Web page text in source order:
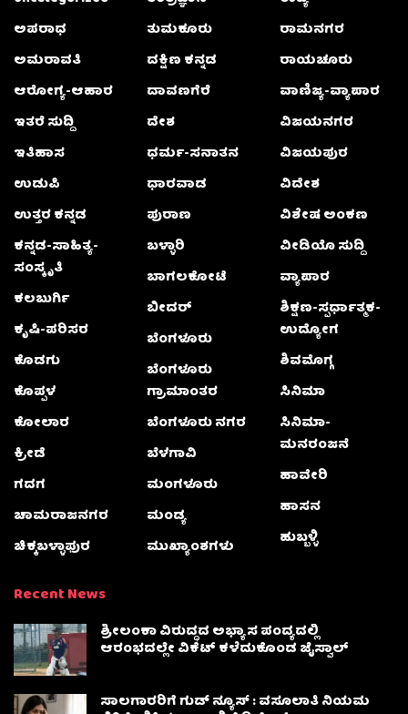
ಅಪರಾಧ
ಅಮರಾವತಿ
ಆರೋಗ್ಯ-ಆಹಾರ
ಇತರೆ ಸುದ್ದಿ
ಇತಿಹಾಸ
ಉಡುಪಿ
ಉತ್ತರ ಕನ್ನಡ
ಕನ್ನಡ-ಸಾಹಿತ್ಯ-
ಸಂಸ್ಕೃತಿ
ಕಲಬುರ್ಗಿ
ಕೃಷಿ-ಪರಿಸರ
ಕೊಡಗು
ಕೊಪ್ಪಳ
ಕೋಲಾರ
ಕ್ರೀಡೆ
ಗದಗ
ಚಾಮರಾಜನಗರ
ಚಿಕ್ಕಬಳ್ಳಾಫುರ
ತುಮಕೂರು
ದಕ್ಷಿಣ ಕನ್ನಡ
ದಾವಣಗೆರೆ
ದೇಶ
ಧರ್ಮ-ಸನಾತನ
ಧಾರವಾಡ
ಪುರಾಣ
ಬಳ್ಳಾರಿ
ಬಾಗಲಕೋಟೆ
ಬೀದರ್
ಬೆಂಗಳೂರು
ಬೆಂಗಳೂರು
ಗ್ರಾಮಾಂತರ
ಬೆಂಗಳೂರು ನಗರ
ಬೆಳಗಾವಿ
ಮಂಗಳೂರು
ಮಂಡ್ಯ
ಮುಖ್ಯಾಂಶಗಳು
ರಾಮನಗರ
ರಾಯಚೂರು
ವಾಣಿಜ್ಯ-ವ್ಯಾಪಾರ
ವಿಜಯನಗರ
ವಿಜಯಪುರ
ವಿದೇಶ
ವಿಶೇಷ ಅಂಕಣ
ವೀಡಿಯೊ ಸುದ್ದಿ
ವ್ಯಾಪಾರ
ಶಿಕ್ಷಣ-ಸ್ಪರ್ಧಾತ್ಮಕ-
ಉದ್ಯೋಗ
ಶಿವಮೊಗ್ಗ
ಸಿನಿಮಾ
ಸಿನಿಮಾ-
ಮನರಂಜನೆ
ಹಾವೇರಿ
ಹಾಸನ
ಹುಬ್ಬಳ್ಳಿ
Recent News
ಶ್ರೀಲಂಕಾ ವಿರುದ್ಧದ ಅಭ್ಯಾಸ ಪಂದ್ಯದಲ್ಲಿ
ಆರಂಭದಲ್ಲೇ ವಿಕೆಟ್ ಕಳೆದುಕೊಂಡ ಜೈಸ್ವಾಲ್
ಸಾಲಗಾರರಿಗೆ ಗುಡ್ ನ್ಯೂಸ್ : ವಸೂಲಾತಿ ನಿಯಮ